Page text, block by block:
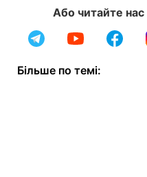
Або читайте
Більше по темі: